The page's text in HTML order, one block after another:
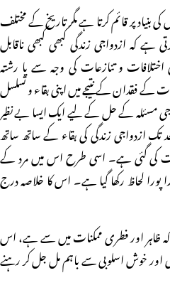
بنیاد پر قائم کرتا ہے مگر تاریخ کے مختلف
ہے کہ ازدواجی زندگی کبھی کبھی ناقابل
و تنازعات کی وجہ سے یا رشتہ
کے فقدان کے نتیجے میں اپنی بقاء و تسلسل
مسئلہ کے حل کے لیے ایک ایسا بے نظیر
تک ازدواجی زندگی کی بقاء کے ساتھ ساتھ
کی گئی ہے۔ اسی طرح اس میں مرد کے
لحاظ رکھا گیا ہے۔ اس کا خلاصہ درج
ظاہر اور فطری ممکنات میں سے ہے، اس
اور خوش اسلوبی سے باہم مل جل کر رہنے